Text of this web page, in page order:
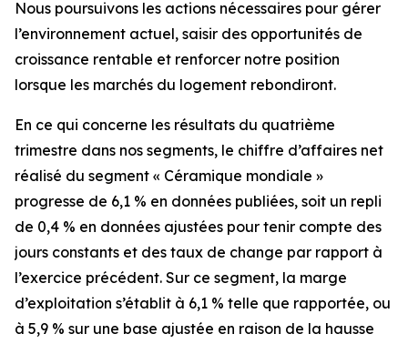
Nous poursuivons les actions nécessaires pour gérer
l’environnement actuel, saisir des opportunités de
croissance rentable et renforcer notre position
lorsque les marchés du logement rebondiront.
En ce qui concerne les résultats du quatrième
trimestre dans nos segments, le chiffre d’affaires net
réalisé du segment « Céramique mondiale »
progresse de 6,1 % en données publiées, soit un repli
de 0,4 % en données ajustées pour tenir compte des
jours constants et des taux de change par rapport à
l’exercice précédent. Sur ce segment, la marge
d’exploitation s’établit à 6,1 % telle que rapportée, ou
à 5,9 % sur une base ajustée en raison de la hausse